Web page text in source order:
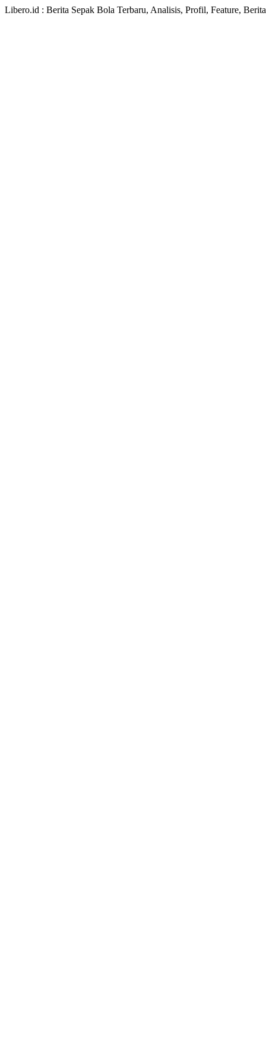
Libero.id : Berita Sepak Bola Terbaru, Analisis, Profil, Feature,